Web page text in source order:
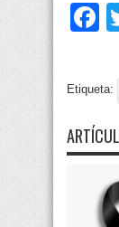
Etiqueta: